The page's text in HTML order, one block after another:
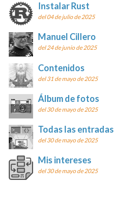
Instalar Rust
del 04 de julio de 2025
Manuel Cillero
del 24 de junio de 2025
Contenidos
del 31 de mayo de 2025
Álbum de fotos
del 30 de mayo de 2025
Todas las entradas
del 30 de mayo de 2025
Mis intereses
del 30 de mayo de 2025